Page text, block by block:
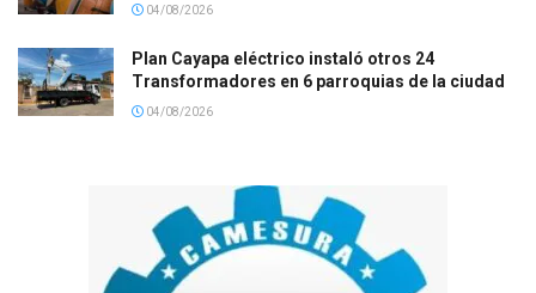
04/08/2026
Plan Cayapa eléctrico instaló otros 24
Transformadores en 6 parroquias de la ciudad
04/08/2026